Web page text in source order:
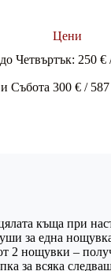
Цени
Четвъртък: 250
Събота 300 € /
къща при
за една
2 нощувки –
за всяка